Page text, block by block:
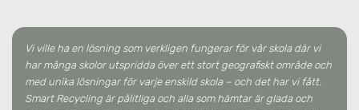
Vi ville ha en lösning som verkligen fungerar för vår skola där vi
har många skolor utspridda över ett stort geografiskt område och
med unika lösningar för varje enskild skola – och det har vi fått.
Smart Recycling är pålitliga och alla som hämtar är glada och